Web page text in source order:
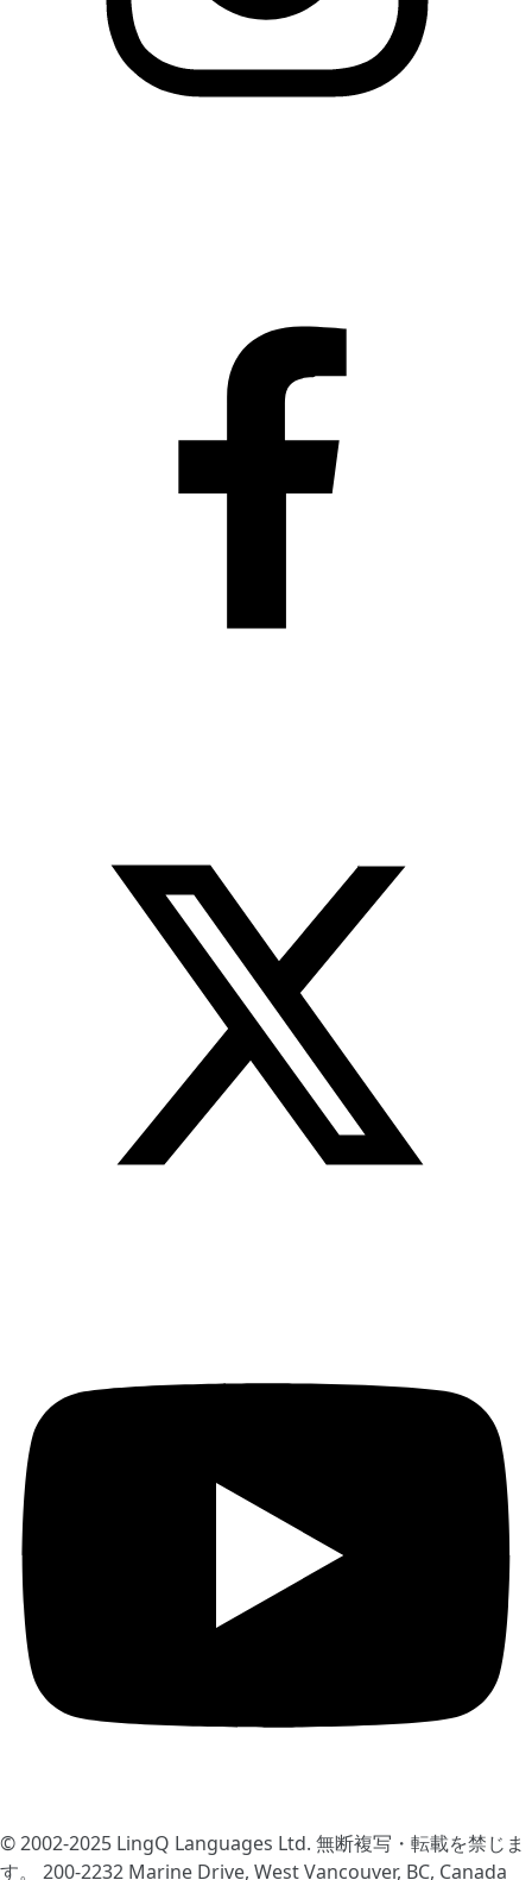
© 2002-2025 LingQ Languages Ltd. 無断複写・転載を禁じま
す。 200-2232 Marine Drive, West Vancouver, BC, Canada